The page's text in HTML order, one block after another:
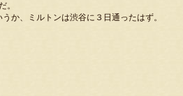
。
か、ミルトンは渋谷に３日通ったはず。